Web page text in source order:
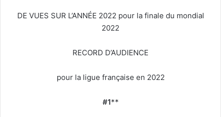
DE VUES SUR L’ANNÉE 2022 pour la finale du mondial
2022
RECORD D’AUDIENCE
pour la ligue française en 2022
#1**